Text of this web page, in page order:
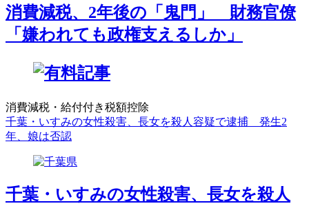
消費減税、2年後の「鬼門」 財務官僚
「嫌われても政権支えるしか」
消費減税・給付付き税額控除
千葉・いすみの女性殺害、長女を殺人容疑で逮捕 発生2
年、娘は否認
千葉・いすみの女性殺害、長女を殺人